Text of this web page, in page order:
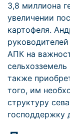
3,8 миллиона
увеличении
картофеля.
АПК на
также
того, им
структуру
господдержку